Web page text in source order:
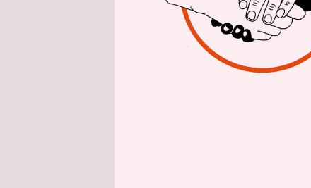
Doch
Wähler
Ältere,
jeglicher
Affäre